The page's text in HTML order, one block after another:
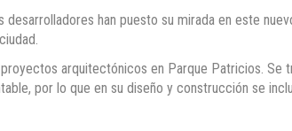
desarrolladores han puesto su mirada en este
proyectos arquitectónicos en Parque Patricios.
por lo que en su diseño y construcción se